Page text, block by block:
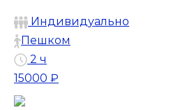
Индивидуально
Пешком
2 ч
15000 ₽